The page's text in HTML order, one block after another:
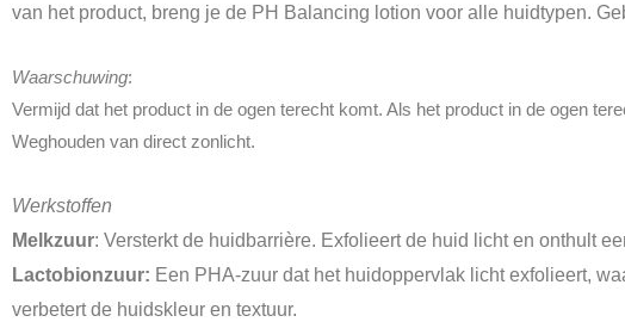
van het product, breng je de PH Balancing lotion voor alle huidtypen.
Waarschuwing:
Vermijd dat het product in de ogen terecht komt. Als het product in de ogen
Weghouden van direct zonlicht.
Werkstoffen
Melkzuur: Versterkt de huidbarrière. Exfolieert de huid licht en onthult
Lactobionzuur: Een PHA-zuur dat het huidoppervlak licht exfolieert,
verbetert de huidskleur en textuur.